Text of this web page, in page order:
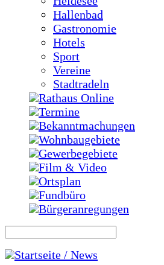
Hallenbad
Gastronomie
Hotels
Sport
Vereine
Stadtradeln
Rathaus Online
Termine
Bekanntmachungen
Wohnbaugebiete
Gewerbegebiete
Film & Video
Ortsplan
Fundbüro
Bürgeranregungen
Startseite / News